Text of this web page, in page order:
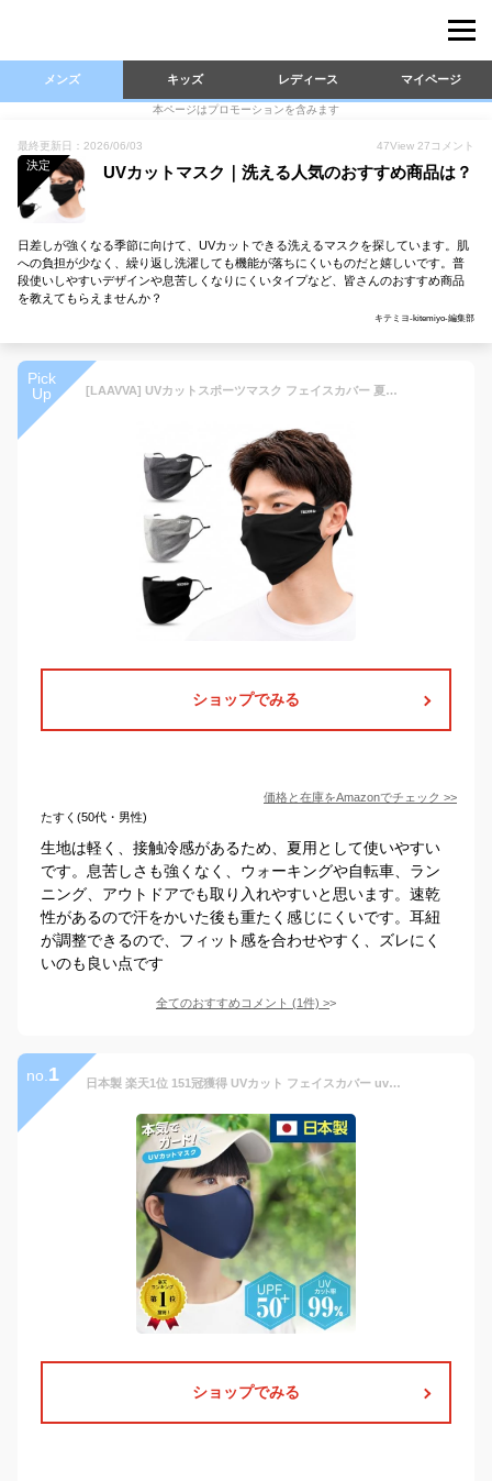
メンズ キッズ レディース マイページ
本ページはプロモーションを含みます
最終更新日：2026/06/03 47View 27 コメント
決定 UVカットマスク｜洗える人気のおすすめ商品は？
日差しが強くなる季節に向けて、UVカットできる洗えるマスクを探しています。肌
への負担が少なく、繰り返し洗濯しても機能が落ちにくいものだと嬉しいです。普
段使いしやすいデザインや息苦しくなりにくいタイプなど、皆さんのおすすめ商品
を教えてもらえませんか？
キテミヨ-kitemiyo-編集部
Pick
Up
[LAAVVA] UVカットスポーツマスク フェイスカバー 夏用 フェイスマスク UPF50+ 洗える 日焼け防止 接触冷感、息苦しくない、速乾、男女兼用、、フェイスガード、紫外線対策、耳紐調節可能 (ブラック)
ショップでみる
価格と在庫をAmazonでチェック >>
たすく(50代・男性)
生地は軽く、接触冷感があるため、夏用として使いやすい
です。息苦しさも強くなく、ウォーキングや自転車、ラン
ニング、アウトドアでも取り入れやすいと思います。速乾
性があるので汗をかいた後も重たく感じにくいです。耳紐
が調整できるので、フィット感を合わせやすく、ズレにく
いのも良い点です
全てのおすすめコメント (1件) >
no. 1 日本製 楽天1位 151冠獲得 UVカット フェイスカバー uvカット UVマスク 日焼け防止 日焼け対策 UPF50+ SPF100 リカバリー マスク 肌荒れ 繰り返し 洗える 紫外線 紫外線対策 冷感 美容医療 スポーツ 息 苦しくない 日差し 息がしやすい マスク シミ予防 特許技術 1枚入 ma-50
ショップでみる